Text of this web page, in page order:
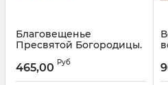
Благовещенье
Пресвятой Богородицы.
Святые отцы о
церковных праздниках
Артикул: 25291
465,00 Руб